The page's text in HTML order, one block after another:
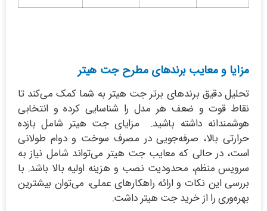
مزایا و معایب برندهای مطرح جت هیتر
تحلیل دقیق برندهای برتر جت هیتر به شما کمک می‌کند تا
نقاط قوت و ضعف هر مدل را شناسایی کرده و انتخابی
هوشمندانه داشته باشید. مزایای جت هیتر شامل بازده
حرارتی بالا، صرفه‌جویی در مصرف سوخت و دوام طولانی
است، در حالی که معایب جت هیتر می‌تواند شامل نیاز به
سرویس منظم، محدودیت نصب و هزینه اولیه بالا باشد. با
بررسی این نکات و ارائه راهکارهای عملی، می‌توان بیشترین
بهره‌وری را از خرید جت هیتر داشت.